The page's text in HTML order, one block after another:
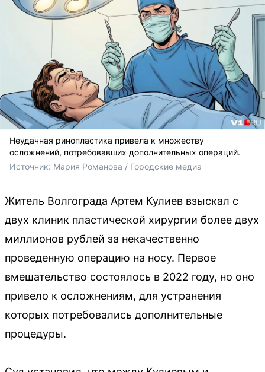
Неудачная ринопластика привела к множеству
осложнений, потребовавших дополнительных операций.
Источник: Мария Романова / Городские медиа
Житель Волгограда Артем Кулиев взыскал с
двух клиник пластической хирургии более двух
миллионов рублей за некачественно
проведенную операцию на носу. Первое
вмешательство состоялось в 2022 году, но оно
привело к осложнениям, для устранения
которых потребовались дополнительные
процедуры.